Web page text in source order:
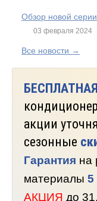
Обзор новой
03 февраля 2024
Все новости →
БЕСПЛАТНАЯ
акции
сезонные
Гарантия на
материалы 5
АКЦИЯ до